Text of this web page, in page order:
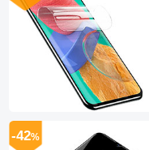
-42%